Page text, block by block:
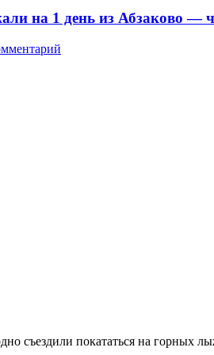
на 1 день из Абзаково —
съездили покататься на горных